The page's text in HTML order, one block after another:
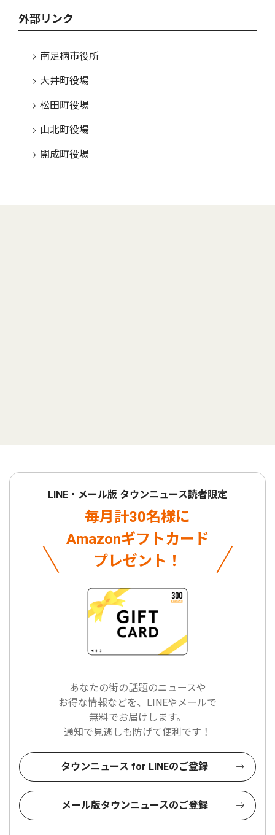
外部リンク
南足柄市役所
大井町役場
松田町役場
山北町役場
開成町役場
LINE・メール版 タウンニュース読者限定
毎月計30名様に
Amazonギフトカード
プレゼント！
あなたの街の話題のニュースや
お得な情報などを、LINEやメールで
無料でお届けします。
通知で見逃しも防げて便利です！
タウンニュース for LINEのご登録
メール版タウンニュースのご登録